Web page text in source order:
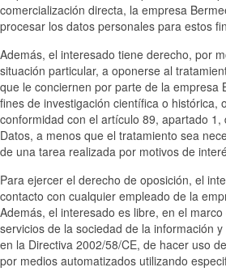
comercialización directa, la empresa
procesar los datos personales para estos
Además, el interesado tiene derecho, por
situación particular, a oponerse al
que le conciernen por parte de la empresa
fines de investigación científica o histórica,
conformidad con el artículo 89, apartado
Datos, a menos que el tratamiento sea
de una tarea realizada por motivos de
Para ejercer el derecho de oposición, el
contacto con cualquier empleado de la
Además, el interesado es libre, en el
servicios de la sociedad de la información
en la Directiva 2002/58/CE, de hacer uso
por medios automatizados utilizando